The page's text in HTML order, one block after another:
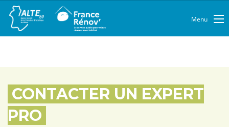
Menu
CONTACTER UN EXPERT
PRO